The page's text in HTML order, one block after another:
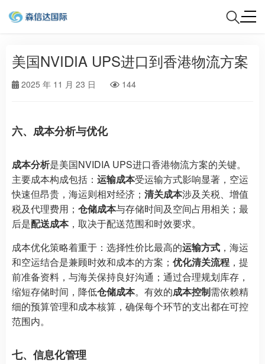
美国NVIDIA UPS进口到香港物流方案
2025 年 11 月 23 日 144
六、成本分析与优化
成本分析是美国NVIDIA UPS进口香港物流方案的关键。
主要成本构成包括： 运输成本受运输方式影响显著，空运
快速但昂贵，海运则相对经济； 清关成本涉及关税、增值
税及代理费用； 仓储成本与存储时间及空间占用相关；最
后是配送成本，取决于配送范围和时效要求。
成本优化策略着重于：选择性价比最高的运输方式 ，海运
和空运结合是兼顾时效和成本的方案； 优化清关流程 ，提
前准备资料，与海关保持良好沟通；通过合理规划库存，
缩短存储时间，降低仓储成本。有效的成本控制需依赖精
细的预算管理和成本核算，确保每个环节的支出都在可控
范围内。
七、信息化管理